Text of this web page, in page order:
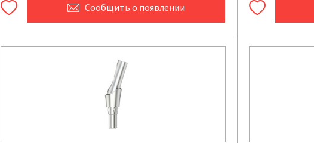
Сообщитьо появлении